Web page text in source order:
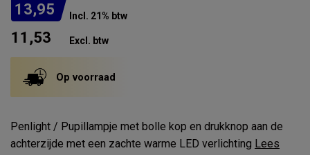
13,95 Incl. 21% btw
11,53 Excl. btw
Op voorraad
Penlight / Pupillampje met bolle kop en drukknop aan de
achterzijde met een zachte warme LED verlichting Lees